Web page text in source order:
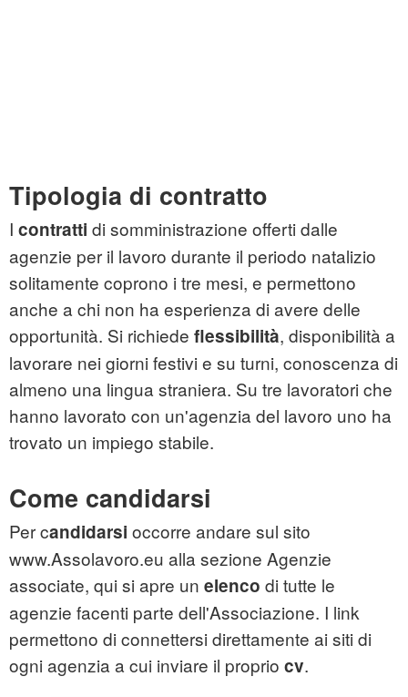
Tipologia di contratto
I contratti di somministrazione offerti dalle
agenzie per il lavoro durante il periodo natalizio
solitamente coprono i tre mesi, e permettono
anche a chi non ha esperienza di avere delle
opportunità. Si richiede flessibilità, disponibilità a
lavorare nei giorni festivi e su turni, conoscenza di
almeno una lingua straniera. Su tre lavoratori che
hanno lavorato con un'agenzia del lavoro uno ha
trovato un impiego stabile.
Come candidarsi
Per candidarsi occorre andare sul sito
www.Assolavoro.eu alla sezione Agenzie
associate, qui si apre un elenco di tutte le
agenzie facenti parte dell'Associazione. I link
permettono di connettersi direttamente ai siti di
ogni agenzia a cui inviare il proprio cv.